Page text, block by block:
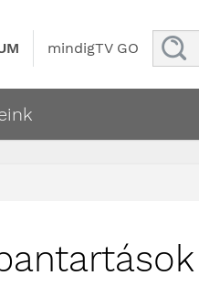
mindigTV GO